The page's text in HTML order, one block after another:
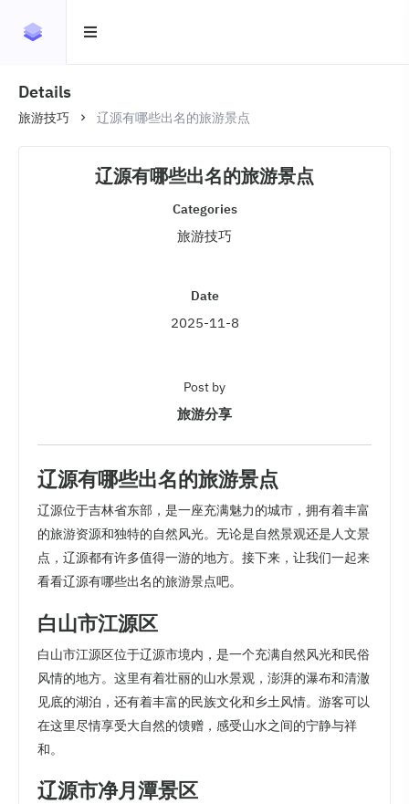
Details
旅游技巧 辽源有哪些出名的旅游景点
辽源有哪些出名的旅游景点
Categories
旅游技巧
Date
2025-11-8
Post by
旅游分享
辽源有哪些出名的旅游景点
辽源位于吉林省东部，是一座充满魅力的城市，拥有着丰富
的旅游资源和独特的自然风光。无论是自然景观还是人文景
点，辽源都有许多值得一游的地方。接下来，让我们一起来
看看辽源有哪些出名的旅游景点吧。
白山市江源区
白山市江源区位于辽源市境内，是一个充满自然风光和民俗
风情的地方。这里有着壮丽的山水景观，澎湃的瀑布和清澈
见底的湖泊，还有着丰富的民族文化和乡土风情。游客可以
在这里尽情享受大自然的馈赠，感受山水之间的宁静与祥
和。
辽源市净月潭景区